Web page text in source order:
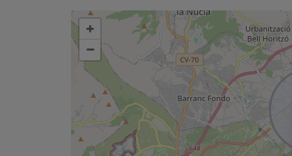
+
−